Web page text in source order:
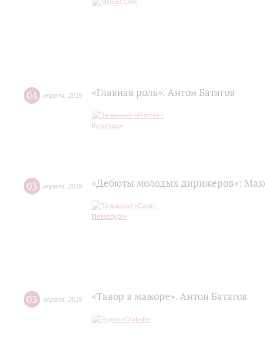
04 апреля 2019 «Главная роль». Антон Батагов
03 апреля 2019 «Дебюты молодых дирижеров»:
03 апреля 2019 «Тавор в мажоре». Антон Батагов